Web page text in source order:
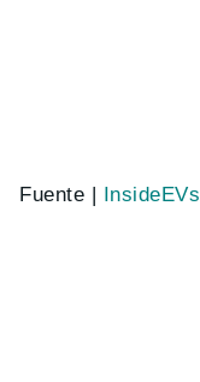
Fuente | InsideEVs